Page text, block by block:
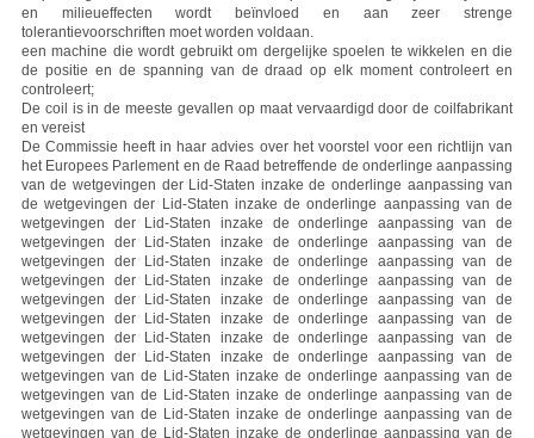
en milieueffecten wordt beïnvloed en aan zeer strenge
tolerantievoorschriften moet worden voldaan.
een machine die wordt gebruikt om dergelijke spoelen te wikkelen en die
de positie en de spanning van de draad op elk moment controleert en
controleert;
De coil is in de meeste gevallen op maat vervaardigd door de coilfabrikant
en vereist
De Commissie heeft in haar advies over het voorstel voor een richtlijn van
het Europees Parlement en de Raad betreffende de onderlinge aanpassing
van de wetgevingen der Lid-Staten inzake de onderlinge aanpassing van
de wetgevingen der Lid-Staten inzake de onderlinge aanpassing van de
wetgevingen der Lid-Staten inzake de onderlinge aanpassing van de
wetgevingen der Lid-Staten inzake de onderlinge aanpassing van de
wetgevingen der Lid-Staten inzake de onderlinge aanpassing van de
wetgevingen der Lid-Staten inzake de onderlinge aanpassing van de
wetgevingen der Lid-Staten inzake de onderlinge aanpassing van de
wetgevingen der Lid-Staten inzake de onderlinge aanpassing van de
wetgevingen der Lid-Staten inzake de onderlinge aanpassing van de
wetgevingen der Lid-Staten inzake de onderlinge aanpassing van de
wetgevingen van de Lid-Staten inzake de onderlinge aanpassing van de
wetgevingen van de Lid-Staten inzake de onderlinge aanpassing van de
wetgevingen van de Lid-Staten inzake de onderlinge aanpassing van de
wetgevingen van de Lid-Staten inzake de onderlinge aanpassing van de